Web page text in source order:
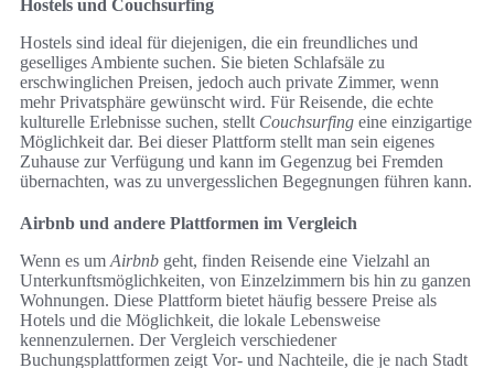
Hostels und Couchsurfing
Hostels sind ideal für diejenigen, die ein freundliches und
geselliges Ambiente suchen. Sie bieten Schlafsäle zu
erschwinglichen Preisen, jedoch auch private Zimmer, wenn
mehr Privatsphäre gewünscht wird. Für Reisende, die echte
kulturelle Erlebnisse suchen, stellt Couchsurfing eine einzigartige
Möglichkeit dar. Bei dieser Plattform stellt man sein eigenes
Zuhause zur Verfügung und kann im Gegenzug bei Fremden
übernachten, was zu unvergesslichen Begegnungen führen kann.
Airbnb und andere Plattformen im Vergleich
Wenn es um Airbnb geht, finden Reisende eine Vielzahl an
Unterkunftsmöglichkeiten, von Einzelzimmern bis hin zu ganzen
Wohnungen. Diese Plattform bietet häufig bessere Preise als
Hotels und die Möglichkeit, die lokale Lebensweise
kennenzulernen. Der Vergleich verschiedener
Buchungsplattformen zeigt Vor- und Nachteile, die je nach Stadt